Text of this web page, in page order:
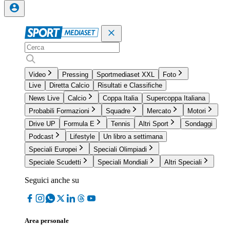
Video Pressing Sportmediaset XXL
Foto
Live
Diretta Calcio
Risultati e Classifiche
News Live
Calcio Coppa Italia
Supercoppa Italiana
Probabili Formazioni
Squadre Mercato
Motori
Drive UP
Formula E Tennis Altri Sport
Sondaggi
Podcast
Lifestyle
Un libro a settimana
Speciali Europei
Speciali Olimpiadi
Speciale Scudetti
Speciali Mondiali Altri Speciali
Seguici anche su
Area personale